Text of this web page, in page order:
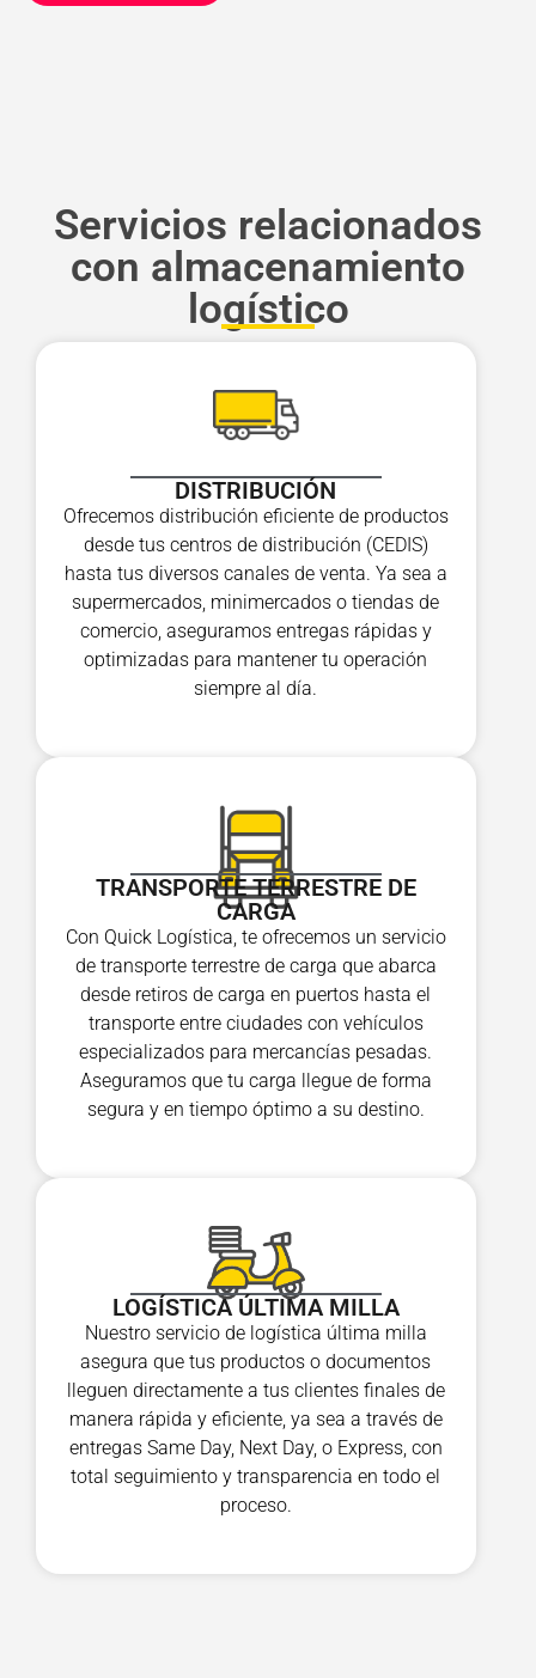
Servicios relacionados
con almacenamiento
logístico
DISTRIBUCIÓN
Ofrecemos distribución eficiente de productos
desde tus centros de distribución (CEDIS)
hasta tus diversos canales de venta. Ya sea a
supermercados, minimercados o tiendas de
comercio, aseguramos entregas rápidas y
optimizadas para mantener tu operación
siempre al día.
TRANSPORTE TERRESTRE DE
CARGA
Con Quick Logística, te ofrecemos un servicio
de transporte terrestre de carga que abarca
desde retiros de carga en puertos hasta el
transporte entre ciudades con vehículos
especializados para mercancías pesadas.
Aseguramos que tu carga llegue de forma
segura y en tiempo óptimo a su destino.
LOGÍSTICA ÚLTIMA MILLA
Nuestro servicio de logística última milla
asegura que tus productos o documentos
lleguen directamente a tus clientes finales de
manera rápida y eficiente, ya sea a través de
entregas Same Day, Next Day, o Express, con
total seguimiento y transparencia en todo el
proceso.